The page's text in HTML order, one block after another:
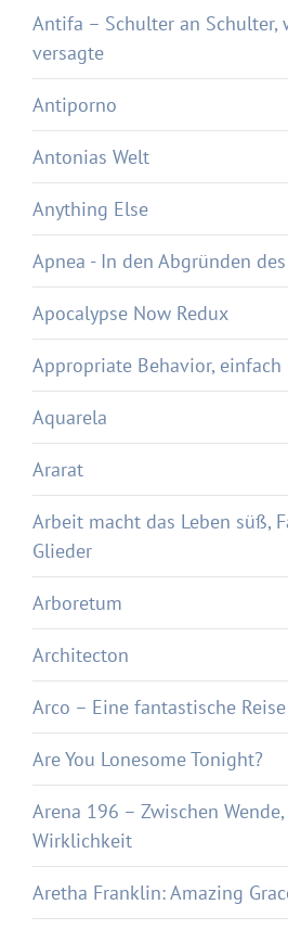
Antifa – Schulter an Schulter,
versagte
Antiporno
Antonias Welt
Anything Else
Apnea - In den Abgründen
Apocalypse Now Redux
Appropriate Behavior, einfach
Aquarela
Ararat
Arbeit macht das Leben süß,
Glieder
Arboretum
Architecton
Arco – Eine fantastische
Are You Lonesome Tonight?
Arena 196 – Zwischen
Wirklichkeit
Aretha Franklin: Amazing